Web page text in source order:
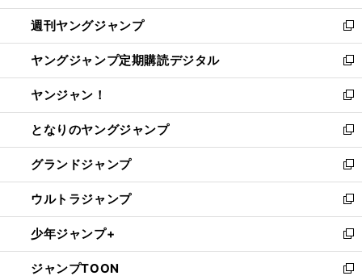
開
く
ウ
で
開
く
ン
ド
ウ
で
開
く
ウ
ィ
ン
ド
ウ
で
開
く
週刊ヤングジャンプ
新
し
い
ウ
ィ
ン
ド
ウ
で
開
く
ヤングジャンプ定期購読デジタル
新
し
い
ウ
ィ
ン
ド
ウ
で
開
く
ヤンジャン！
新
し
い
ウ
ィ
ン
ド
ウ
で
開
く
となりのヤングジャンプ
新
し
い
ウ
ィ
ン
ド
ウ
で
グランドジャンプ
新
し
い
ウ
ィ
ン
ド
ウルトラジャンプ
新
し
い
ウ
ィ
少年ジャンプ+
新
し
い
ジャンプTOON
新